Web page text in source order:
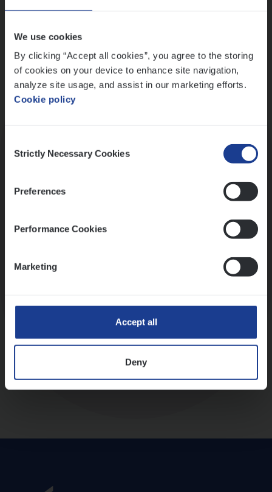
We use cookies
By clicking “Accept all cookies”, you agree to the storing
of cookies on your device to enhance site navigation,
analyze site usage, and assist in our marketing efforts.
Cookie policy
Selection
Strictly Necessary Cookies
Preferences
Performance Cookies
Marketing
Accept all
Deny